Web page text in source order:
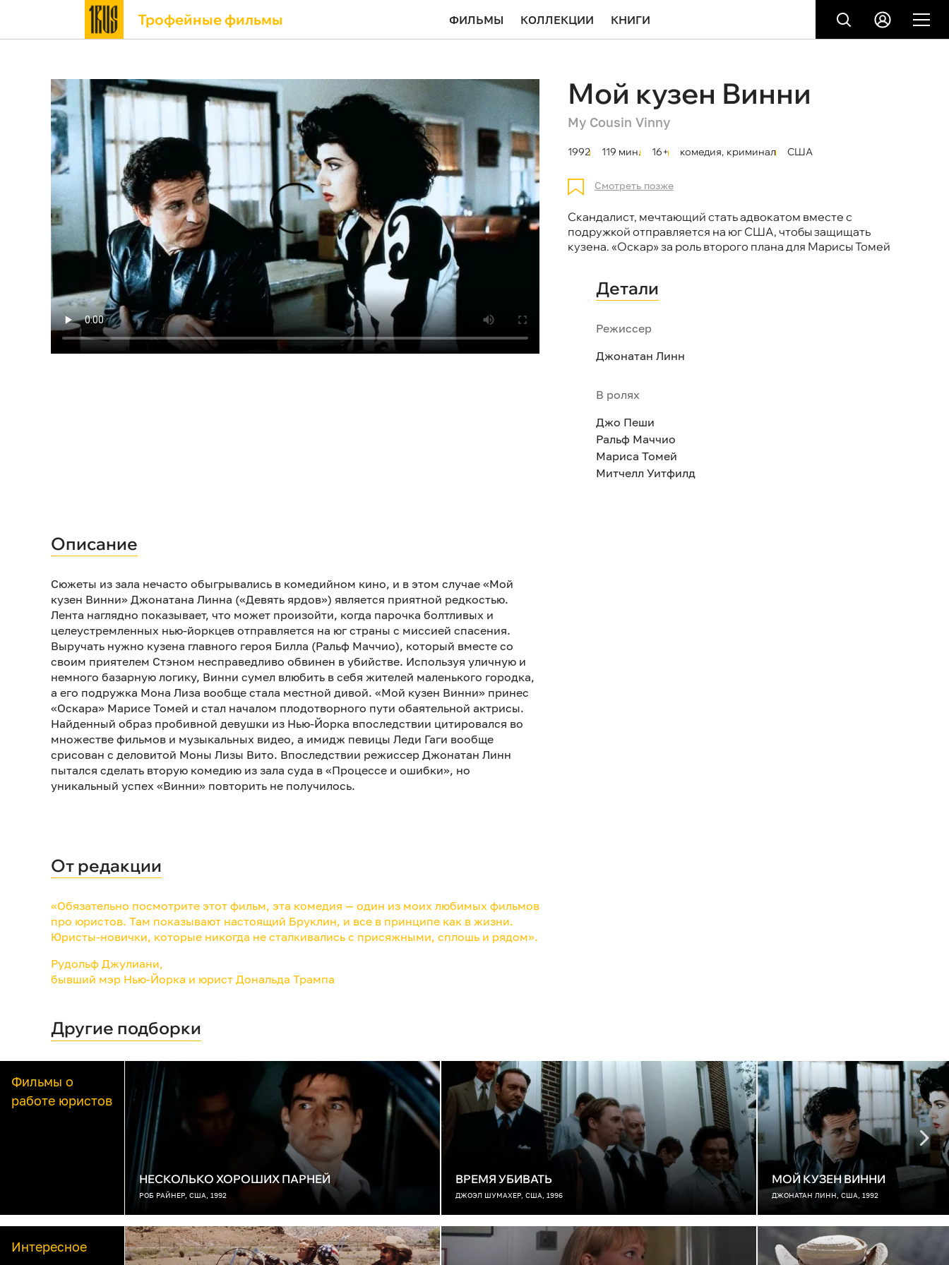
Трофейные фильмы ФИЛЬМЫ КОЛЛЕКЦИИ КНИГИ
Мой кузен Винни
My Cousin Vinny
1992 119 мин. 16+ комедия, криминал США
Смотреть позже
Скандалист, мечтающий стать адвокатом вместе с
подружкой отправляется на юг США, чтобы защищать
кузена. «Оскар» за роль второго плана для Марисы Томей
Детали
Режиссер
Джонатан Линн
В ролях
Джо Пеши
Ральф Маччио
Мариса Томей
Митчелл Уитфилд
Описание
Сюжеты из зала нечасто обыгрывались в комедийном кино, и в этом случае «Мой
кузен Винни» Джонатана Линна («Девять ярдов») является приятной редкостью.
Лента наглядно показывает, что может произойти, когда парочка болтливых и
целеустремленных нью-йоркцев отправляется на юг страны с миссией спасения.
Выручать нужно кузена главного героя Билла (Ральф Маччио), который вместе со
своим приятелем Стэном несправедливо обвинен в убийстве. Используя уличную и
немного базарную логику, Винни сумел влюбить в себя жителей маленького городка,
а его подружка Мона Лиза вообще стала местной дивой. «Мой кузен Винни» принес
«Оскара» Марисе Томей и стал началом плодотворного пути обаятельной актрисы.
Найденный образ пробивной девушки из Нью-Йорка впоследствии цитировался во
множестве фильмов и музыкальных видео, а имидж певицы Леди Гаги вообще
срисован с деловитой Моны Лизы Вито. Впоследствии режиссер Джонатан Линн
пытался сделать вторую комедию из зала суда в «Процессе и ошибки», но
уникальный успех «Винни» повторить не получилось.
От редакции
«Обязательно посмотрите этот фильм, эта комедия — один из моих любимых фильмов
про юристов. Там показывают настоящий Бруклин, и все в принципе как в жизни.
Юристы-новички, которые никогда не сталкивались с присяжными, сплошь и рядом».
Рудольф Джулиани,
бывший мэр Нью-Йорка и юрист Дональда Трампа
Другие подборки
Фильмы о
работе юристов
НЕСКОЛЬКО ХОРОШИХ ПАРНЕЙ
РОБ РАЙНЕР, США, 1992
ВРЕМЯ УБИВАТЬ
ДЖОЭЛ ШУМАХЕР, США, 1996
МОЙ КУЗЕН ВИННИ
ДЖОНАТАН ЛИНН, США, 1992
Интересное